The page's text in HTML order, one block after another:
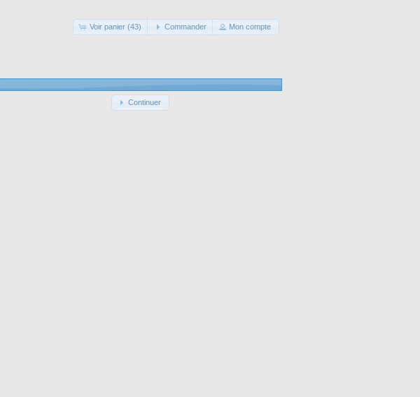
Voir panier (43) Commander Mon compte
Continuer